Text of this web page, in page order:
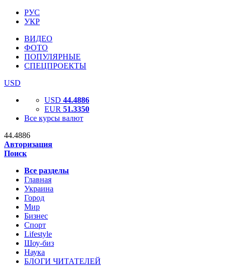
РУС
УКР
ВИДЕО
ФОТО
ПОПУЛЯРНЫЕ
СПЕЦПРОЕКТЫ
USD
USD 44.4886
EUR 51.3350
Все курсы валют
44.4886
Авторизация
Поиск
Все разделы
Главная
Украина
Город
Мир
Бизнес
Спорт
Lifestyle
Шоу-биз
Наука
БЛОГИ ЧИТАТЕЛЕЙ